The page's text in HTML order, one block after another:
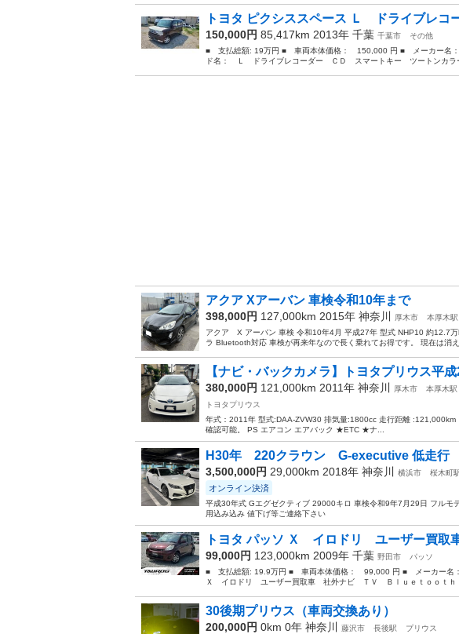
トヨタ ピクシススペース Ｌ ドライブレ
150,000円 85,417km 2013年 千葉 千葉市
その他
■ 支払総額: 19万円 ■ 車両本体価格： 150,000 円 ■ メーカー名
ド名： Ｌ ドライブレコーダー ＣＤ スマートキー ツートンカラ
アクア Xアーバン 車検令和10年まで
398,000円 127,000km 2015年 神奈川 厚木市 本厚木駅
アクア X アーバン 車検 令和10年4月 平成27年 型式 NHP10 約12.7万
ラ Bluetooth対応 車検が再来年なので長く乗れてお得です。 現在は消え
【ナビ・バックカメラ】トヨタプリウス平
380,000円 121,000km 2011年 神奈川 厚木市 本厚木駅
トヨタプリウス
年式：2011年 型式:DAA-ZVW30 排気量:1800cc 走行距離
確認可能。 PS エアコン エアバック ★ETC ★ナ...
H30年 220クラウン G-executive 低走行
3,500,000円 29,000km 2018年 神奈川 横浜市 桜木町
オンライン決済
平成30年式 Gエグゼクティブ 29000キロ 車検令和9年7月29日 フルモ
用込み込み 値下げ等ご連絡下さい
トヨタ パッソ Ｘ イロドリ ユーザー買
99,000円 123,000km 2009年 千葉 野田市
パッソ
■ 支払総額: 19.9万円 ■ 車両本体価格： 99,000 円 ■ メーカー
Ｘ イロドリ ユーザー買取車 社外ナビ ＴＶ Ｂｌｕｅｔｏｏｔｈ
30後期プリウス（車両交換あり）
200,000円 0km 0年 神奈川 藤沢市 長後駅
プリウス